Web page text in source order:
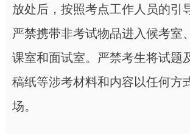
放处后，按照考点工作人员的引
严禁携带非考试物品进入候考室
课室和面试室。严禁考生将试题
稿纸等涉考材料和内容以任何方
场。